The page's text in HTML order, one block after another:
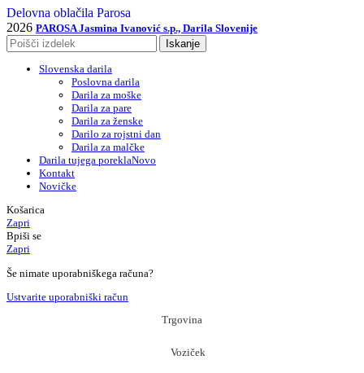
Delovna oblačila Parosa
2026 PAROSA Jasmina Ivanović s.p., Darila Slovenije
Iskanje
Slovenska darila
Poslovna darila
Darila za moške
Darila za pare
Darila za ženske
Darilo za rojstni dan
Darila za malčke
Darila tujega poreklaNovo
Kontakt
Novičke
Košarica
Zapri
Bpiši se
Zapri
Še nimate uporabniškega računa?
Ustvarite uporabniški račun
Trgovina
Voziček